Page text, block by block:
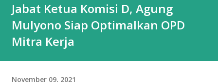
Jabat Ketua Komisi D, Agung
Mulyono Siap Optimalkan OPD
Mitra Kerja
November 09, 2021